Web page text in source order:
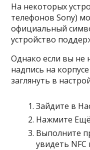
На некоторых
телефонов Sony)
официальный
устройство
Однако если вы
надпись на
заглянуть в
Зайдите в
Нажмите
Выполните
увидеть NFC